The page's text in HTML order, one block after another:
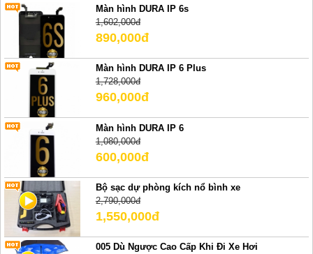
Màn hình DURA IP 6s
1,602,000đ
890,000đ
Màn hình DURA IP 6 Plus
1,728,000đ
960,000đ
Màn hình DURA IP 6
1,080,000đ
600,000đ
Bộ sạc dự phòng kích nổ bình xe
2,790,000đ
1,550,000đ
005 Dù Ngược Cao Cấp Khi Đi Xe Hơi